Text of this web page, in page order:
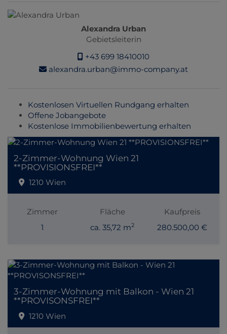
Alexandra Urban
Gebietsleiterin
+43 699 18410010
alexandra.urban@immo-company.at
Kostenlosen Virtuellen Rundgang erhalten
Offene Jobangebote
Kostenlose Immobilienbewertung erhalten
2-Zimmer-Wohnung Wien 21
**PROVISIONSFREI**
1210 Wien
Zimmer
1
Fläche
ca. 35,72 m2
Kaufpreis
280.500,00 €
3-Zimmer-Wohnung mit Balkon - Wien 21
**PROVISONSFREI**
1210 Wien